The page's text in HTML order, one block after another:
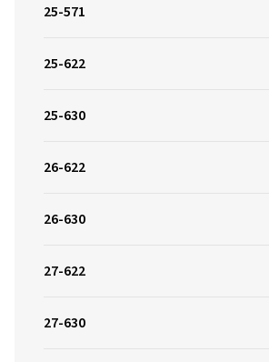
25-571
25-622
25-630
26-622
26-630
27-622
27-630